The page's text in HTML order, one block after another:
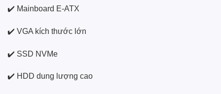
✔️ Mainboard E-ATX
✔️ VGA kích thước lớn
✔️ SSD NVMe
✔️ HDD dung lượng cao